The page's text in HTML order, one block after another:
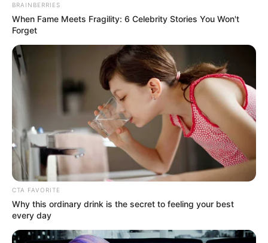
Cuatro de los detenidos pertenecerían al grupo conocido
como
distribuía
sustancias psicoactivo y sintéticas
discotecas, bares y espacios públicos del sector, incluido
elParque de los Hippies.
El general Giovanni Cristancho, comandante de la Policía
Metropolitana, explicó que el cabecilla sería un hombre
conocido como
'alias Jhonatica',presunto miembro del
Tren de Aragua en Chapinero, con antecedentes por
extorsión y porte ilegal de armas.
Lea más:
IDU recibe reconocimiento mundial por
importante obra: ¿cuál fue?
BRAINBERRIES
When Fame Meets Fragility: 6 Celebrity Stories You Won't
Forget
CTA FAVORITE
Why this ordinary drink is the secret to feeling your best
every day